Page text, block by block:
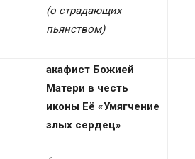
(о страдающих
пьянством)
акафист Божией
Матери в честь
иконы Её «Умягчение
злых сердец»